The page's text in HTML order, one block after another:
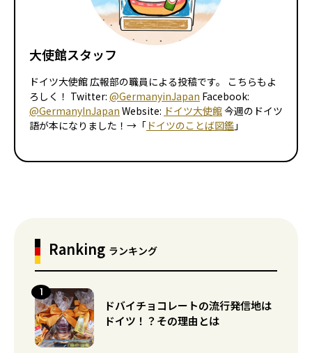
大使館スタッフ
ドイツ大使館 広報部の職員による投稿です。 こちらもよ
ろしく！ Twitter: @GermanyinJapan Facebook:
@GermanyInJapan Website: ドイツ大使館今週のドイツ
語が本になりました！→「 ドイツのことば図鑑 」
Ranking ランキング
ドバイチョコレートの流行発信地は
ドイツ！？その理由とは